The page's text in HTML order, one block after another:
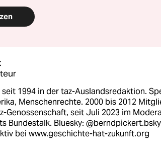
1994 in der taz-Auslandsredaktion.
Menschenrechte. 2000 bis 2012
Genossenschaft, seit Juli 2023 im
Bundestalk. Bluesky:
bei www.geschichte-hat-zukunft.org